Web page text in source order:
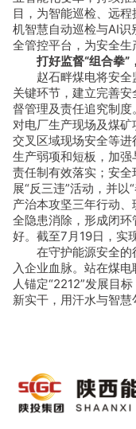
目，为智能巡检、远
机智慧自动巡检与AI识
全管控平台，为安全生
打好监督“组合拳
赵石畔煤电将安
关键环节，建立完善
督管理及责任追究制度
对电厂生产现场及煤
交叉区域现场安全等
生产弱项和短板，加
责任制有效落实；安
展“反三违”活动，并
产治本攻坚三年行动
全隐患消除，形成闭
好。截至7月19日，实
在守护能源安全
入企业血脉。站在煤
人锚定“2212”发展目
新实干，用汗水与智慧